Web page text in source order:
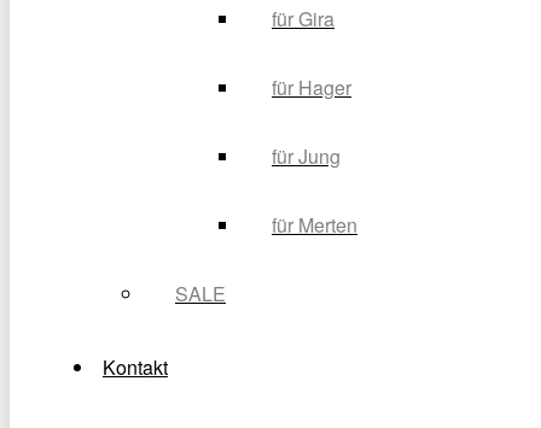
für Gira
für Hager
für Jung
für Merten
SALE
Kontakt